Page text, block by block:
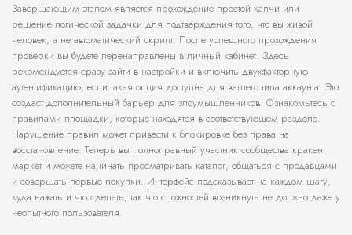
Завершающим этапом является прохождение простой капчи или
решение логической задачки для подтверждения того, что вы живой
человек, а не автоматический скрипт. После успешного прохождения
проверки вы будете перенаправлены в личный кабинет. Здесь
рекомендуется сразу зайти в настройки и включить двухфакторную
аутентификацию, если такая опция доступна для вашего типа аккаунта. Это
создаст дополнительный барьер для злоумышленников. Ознакомьтесь с
правилами площадки, которые находятся в соответствующем разделе.
Нарушение правил может привести к блокировке без права на
восстановление. Теперь вы полноправный участник сообщества кракен
маркет и можете начинать просматривать каталог, общаться с продавцами
и совершать первые покупки. Интерфейс подсказывает на каждом шагу,
куда нажать и что сделать, так что сложностей возникнуть не должно даже у
неопытного пользователя.